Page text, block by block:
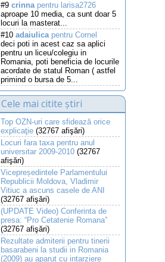
#9 crinnapentru larisa2726
aproape 10 media, ca sunt doar 5
locuri la masterat...
#10 adaiulicapentru Cornel
deci poti in acest caz sa aplici
pentru un liceu/colegiu in
Romania, poti beneficia de locurile
acordate de statul Roman ( astfel
primind o bursa de 5...
Cele mai citite știri
Top OZN-uri care sfidează orice
explicaţie (32767 afişări)
Locuri fara taxa pentru anul
universitar 2009-2010 (32767
afişări)
Vicepreședintele Parlamentului
Republicii Moldova, Vladimir
Vitiuc a ascuns casele de ANI
(32767 afişări)
(UPDATE Video) Conferinta de
presa: “Pro Cetatenie Romana”
(32767 afişări)
Rezultate admiterii pentru tinerii
basarabeni la studii in Romania
(2009) au aparut cu intarziere